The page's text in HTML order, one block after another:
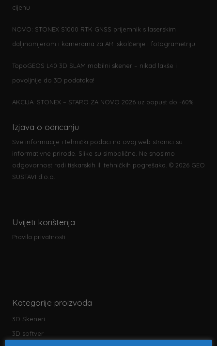
cijenu
NOVO: STONEX S1000 RTK GNSS prijemnik s laserskim
daljinomjerom i kamerama za AR iskolčenje i fotogrametriju
TopoGEOS L40 3D SLAM mobilni skener – nikad lakše i
povoljnije do 3D podataka!
AKCIJA: STONEX – STARO ZA NOVO 2026 uz popust do -60%
Izjava o odricanju
Sve informacije i tehnički podaci na ovoj web stranici su
informativne prirode. Slike su simbolične. Ne snosimo
odgovornost radi tiskarskih ili tehničkih pogrešaka. © 2026 GEO
SUSTAVI d.o.o.
Uvijeti korištenja
Pravila privatnosti
Kategorije proizvoda
3D Skeneri
3D softver